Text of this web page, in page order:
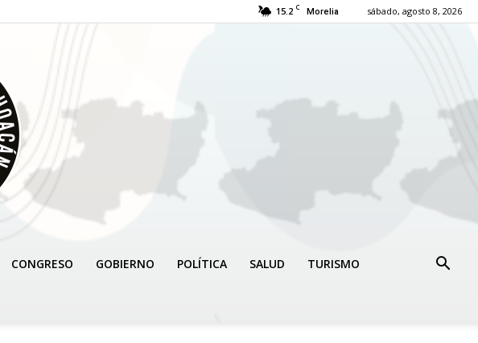
15.2 C Morelia sábado, agosto 8, 2026
CONGRESO GOBIERNO POLÍTICA SALUD TURISMO